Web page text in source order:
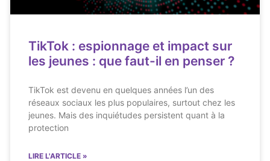
TikTok : espionnage et impact sur
les jeunes : que faut-il en penser ?
TikTok est devenu en quelques années l’un des
réseaux sociaux les plus populaires, surtout chez les
jeunes. Mais des inquiétudes persistent quant à la
protection
LIRE L'ARTICLE »